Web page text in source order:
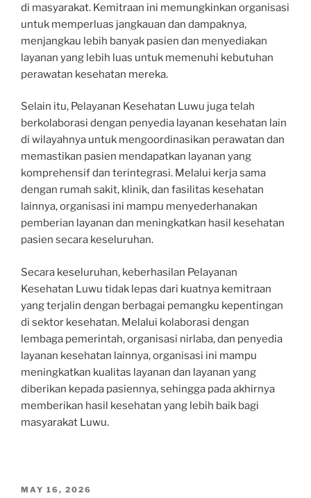
di masyarakat. Kemitraan ini memungkinkan organisasi
untuk memperluas jangkauan dan dampaknya,
menjangkau lebih banyak pasien dan menyediakan
layanan yang lebih luas untuk memenuhi kebutuhan
perawatan kesehatan mereka.
Selain itu, Pelayanan Kesehatan Luwu juga telah
berkolaborasi dengan penyedia layanan kesehatan lain
di wilayahnya untuk mengoordinasikan perawatan dan
memastikan pasien mendapatkan layanan yang
komprehensif dan terintegrasi. Melalui kerja sama
dengan rumah sakit, klinik, dan fasilitas kesehatan
lainnya, organisasi ini mampu menyederhanakan
pemberian layanan dan meningkatkan hasil kesehatan
pasien secara keseluruhan.
Secara keseluruhan, keberhasilan Pelayanan
Kesehatan Luwu tidak lepas dari kuatnya kemitraan
yang terjalin dengan berbagai pemangku kepentingan
di sektor kesehatan. Melalui kolaborasi dengan
lembaga pemerintah, organisasi nirlaba, dan penyedia
layanan kesehatan lainnya, organisasi ini mampu
meningkatkan kualitas layanan dan layanan yang
diberikan kepada pasiennya, sehingga pada akhirnya
memberikan hasil kesehatan yang lebih baik bagi
masyarakat Luwu.
POSTED
MAY 16, 2026